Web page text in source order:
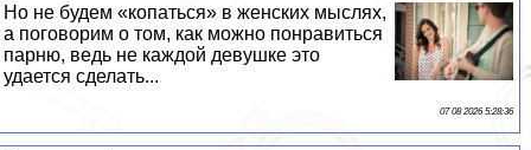
Но не будем «копаться» в женских мыслях,
а поговорим о том, как можно понравиться
парню, ведь не каждой дeвyшке это
удается сделать...
07 08 2026 5:28:36